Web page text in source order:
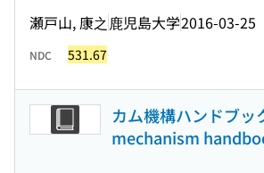
瀬戸山, 康之 鹿児島大学2016-03-25
NDC 531.67
カム機構ハンドブッ
mechanism